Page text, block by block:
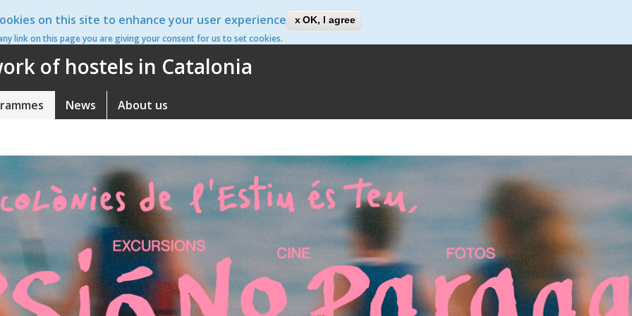
on this site to enhance your user experience
link on this page you are giving your consent for us to set cookies.
OK, I agree
ca
of hostels in Catalonia
News About us